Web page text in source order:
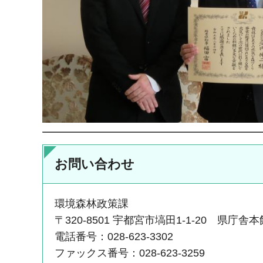
お問い合わせ
環境森林政策課
〒320-8501 宇都宮市塙田1-1-20 県庁舎本
電話番号：028-623-3302
ファックス番号：028-623-3259